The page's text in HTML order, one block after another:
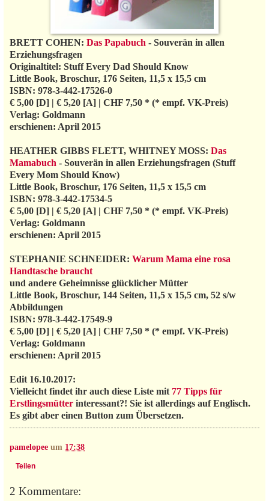
BRETT COHEN: Das Papabuch - Souverän in allen
Erziehungsfragen
Originaltitel: Stuff Every Dad Should Know
Little Book, Broschur, 176 Seiten, 11,5 x 15,5 cm
ISBN: 978-3-442-17526-0
€ 5,00 [D] | € 5,20 [A] | CHF 7,50 * (* empf. VK-Preis)
Verlag: Goldmann
erschienen: April 2015
HEATHER GIBBS FLETT, WHITNEY MOSS: Das
Mamabuch - Souverän in allen Erziehungsfragen (Stuff
Every Mom Should Know)
Little Book, Broschur, 176 Seiten, 11,5 x 15,5 cm
ISBN: 978-3-442-17534-5
€ 5,00 [D] | € 5,20 [A] | CHF 7,50 * (* empf. VK-Preis)
Verlag: Goldmann
erschienen: April 2015
STEPHANIE SCHNEIDER: Warum Mama eine rosa
Handtasche braucht
und andere Geheimnisse glücklicher Mütter
Little Book, Broschur, 144 Seiten, 11,5 x 15,5 cm, 52 s/w
Abbildungen
ISBN: 978-3-442-17549-9
€ 5,00 [D] | € 5,20 [A] | CHF 7,50 * (* empf. VK-Preis)
Verlag: Goldmann
erschienen: April 2015
Edit 16.10.2017:
Vielleicht findet ihr auch diese Liste mit 77 Tipps für
Erstlingsmütter interessant?! Sie ist allerdings auf Englisch.
Es gibt aber einen Button zum Übersetzen.
pamelopee um 17:38
Teilen
2 Kommentare: